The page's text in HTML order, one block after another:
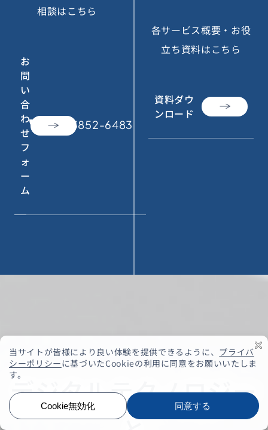
相談はこちら
お
問
い
合
わ
せ
フ
ォ
ー
ム
call 050-3852-6483
各サービス概要・お役
立ち資料はこちら
資料ダウ
ンロード
デジタルテクノロジー